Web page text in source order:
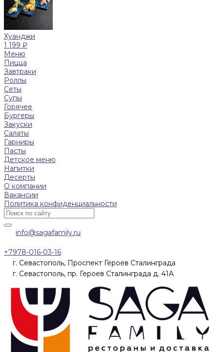
Хуанджи
1 199 ₽
Меню
Пицца
Завтраки
Роллы
Сеты
Супы
Горячее
Бургеры
Закуски
Салаты
Гарниры
Пасты
Детское меню
Напитки
Десерты
О компании
Вакансии
Политика конфиденциальности
info@sagafamily.ru
+7978-016-03-16
г. Севастополь, Проспект Героев Сталинграда
г. Севастополь, пр. Героев Сталинграда д. 41А